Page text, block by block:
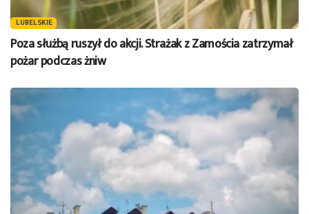
LUBELSKIE
Poza służbą ruszył do akcji. Strażak z Zamościa zatrzymał
pożar podczas żniw